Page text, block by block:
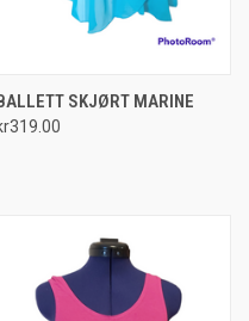
SKJØRT MARINE